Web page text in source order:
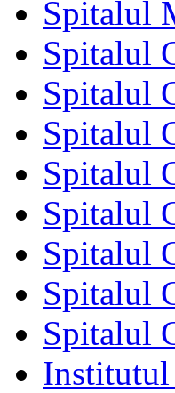
Spitalul
Spitalul
Spitalul
Spitalul
Spitalul
Spitalul
Spitalul
Spitalul
Spitalul
Institutul